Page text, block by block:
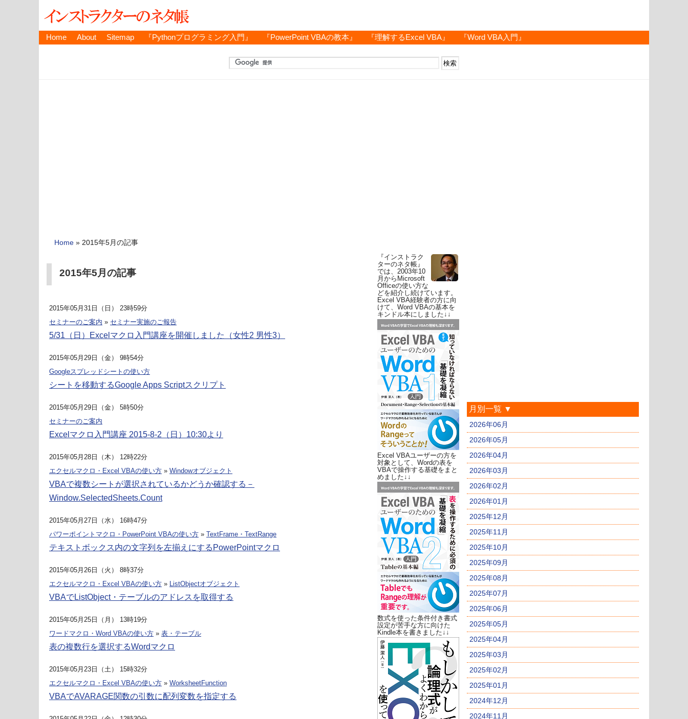
Home About Sitemap 『Pythonプログラミング入門』 『PowerPoint VBAの教本』 『理解するExcel VBA』 『Word VBA入門』
Home » 2015年5月の記事
2015年5月の記事
2015年05月31日（日） 23時59分
セミナーのご案内 » セミナー実施のご報告
5/31（日）Excelマクロ入門講座を開催しました（女性2 男性3）
2015年05月29日（金） 9時54分
Googleスプレッドシートの使い方
シートを移動するGoogle Apps Scriptスクリプト
2015年05月29日（金） 5時50分
セミナーのご案内
Excelマクロ入門講座 2015-8-2（日）10:30より
2015年05月28日（木） 12時22分
エクセルマクロ・Excel VBAの使い方 » Windowオブジェクト
VBAで複数シートが選択されているかどうか確認する－
Window.SelectedSheets.Count
2015年05月27日（水） 16時47分
パワーポイントマクロ・PowerPoint VBAの使い方 » TextFrame・TextRange
テキストボックス内の文字列を左揃えにするPowerPointマクロ
2015年05月26日（火） 8時37分
エクセルマクロ・Excel VBAの使い方 » ListObjectオブジェクト
VBAでListObject・テーブルのアドレスを取得する
2015年05月25日（月） 13時19分
ワードマクロ・Word VBAの使い方 » 表・テーブル
表の複数行を選択するWordマクロ
2015年05月23日（土） 15時32分
エクセルマクロ・Excel VBAの使い方 » WorksheetFunction
VBAでAVARAGE関数の引数に配列変数を指定する
『インストラク
ターのネタ帳』
では、2003年10
月からMicrosoft
Officeの使い方な
どを紹介し続けています。
Excel VBA経験者の方に向
けて、Word VBAの基本を
キンドル本にしました↓↓
Excel VBAユーザーの方を
対象として、Wordの表を
VBAで操作する基礎をまと
めました↓↓
数式を使った条件付き書式
設定が苦手な方に向けた
Kindle本を書きました↓↓
月別一覧 ▼
2026年06月
2026年05月
2026年04月
2026年03月
2026年02月
2026年01月
2025年12月
2025年11月
2025年10月
2025年09月
2025年08月
2025年07月
2025年06月
2025年05月
2025年04月
2025年03月
2025年02月
2025年01月
2024年12月
2024年11月